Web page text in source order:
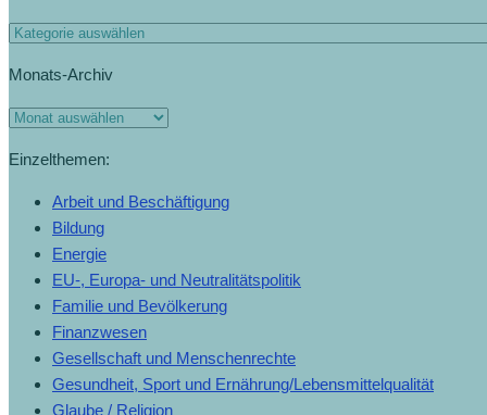
Monats-Archiv
Einzelthemen:
Arbeit und Beschäftigung
Bildung
Energie
EU-, Europa- und Neutralitätspolitik
Familie und Bevölkerung
Finanzwesen
Gesellschaft und Menschenrechte
Gesundheit, Sport und Ernährung/Lebensmittelqualität
Glaube / Religion